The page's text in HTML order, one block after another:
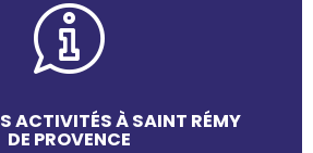
ACTIVITÉS À SAINT RÉMY
DE PROVENCE